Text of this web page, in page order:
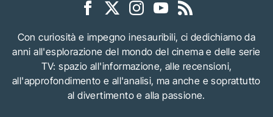
Con curiosità e impegno inesauribili, ci dedichiamo da
anni all'esplorazione del mondo del cinema e delle serie
TV: spazio all'informazione, alle recensioni,
all'approfondimento e all'analisi, ma anche e soprattutto
al divertimento e alla passione.